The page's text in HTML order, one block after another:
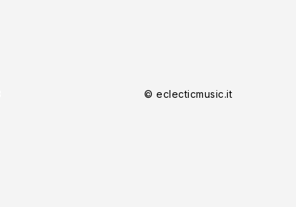
© eclecticmusic.it